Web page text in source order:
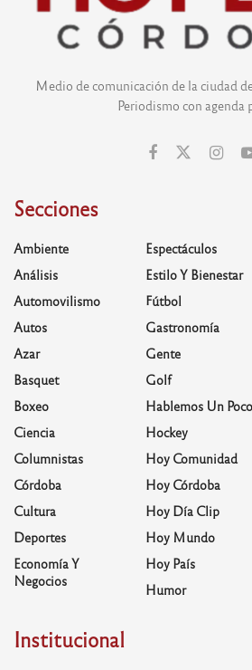
Medio de comunicación de la ciudad
Periodismo con agenda
Secciones
Ambiente
Análisis
Automovilismo
Autos
Azar
Basquet
Boxeo
Ciencia
Columnistas
Córdoba
Cultura
Deportes
Economía Y
Negocios
Espectáculos
Estilo Y Bienestar
Fútbol
Gastronomía
Gente
Golf
Hablemos Un Poco
Hockey
Hoy Comunidad
Hoy Córdoba
Hoy Día Clip
Hoy Mundo
Hoy País
Humor
Institucional